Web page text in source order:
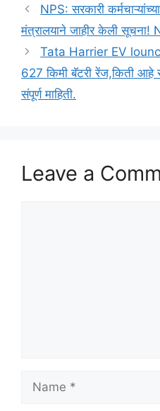
NPS: सरकारी
मंत्रालयाने जाहीर केली
Tata Harrier EV
627 किमी बॅटरी रेंज,किती
संपूर्ण माहिती.
Leave a
Name